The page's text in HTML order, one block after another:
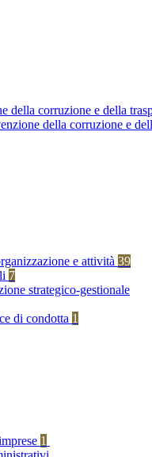
della corruzione e della
della corruzione e
e attività 39
7
strategico-gestionale
di condotta 1
1